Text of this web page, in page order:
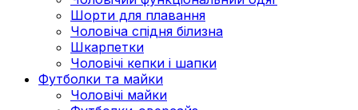
Шорти для плавання
Чоловіча спідня білизна
Шкарпетки
Чоловічі кепки і шапки
Футболки та майки
Чоловічі майки